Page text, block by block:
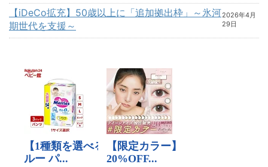
【iDeCo拡充】50歳以上に「追加拠出枠」～氷河
期世代を支援～
2026年4月
29日